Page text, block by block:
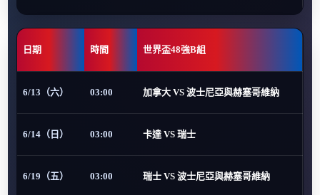
日期 時間 世界盃48強B組
6/13（六） 03:00 加拿大 VS 波士尼亞與赫塞哥維納
6/14（日） 03:00 卡達 VS 瑞士
6/19（五） 03:00 瑞士 VS 波士尼亞與赫塞哥維納